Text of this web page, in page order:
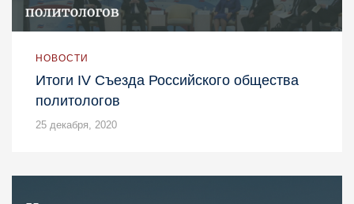
НОВОСТИ
Итоги IV Съезда Российского общества
политологов
25 декабря, 2020